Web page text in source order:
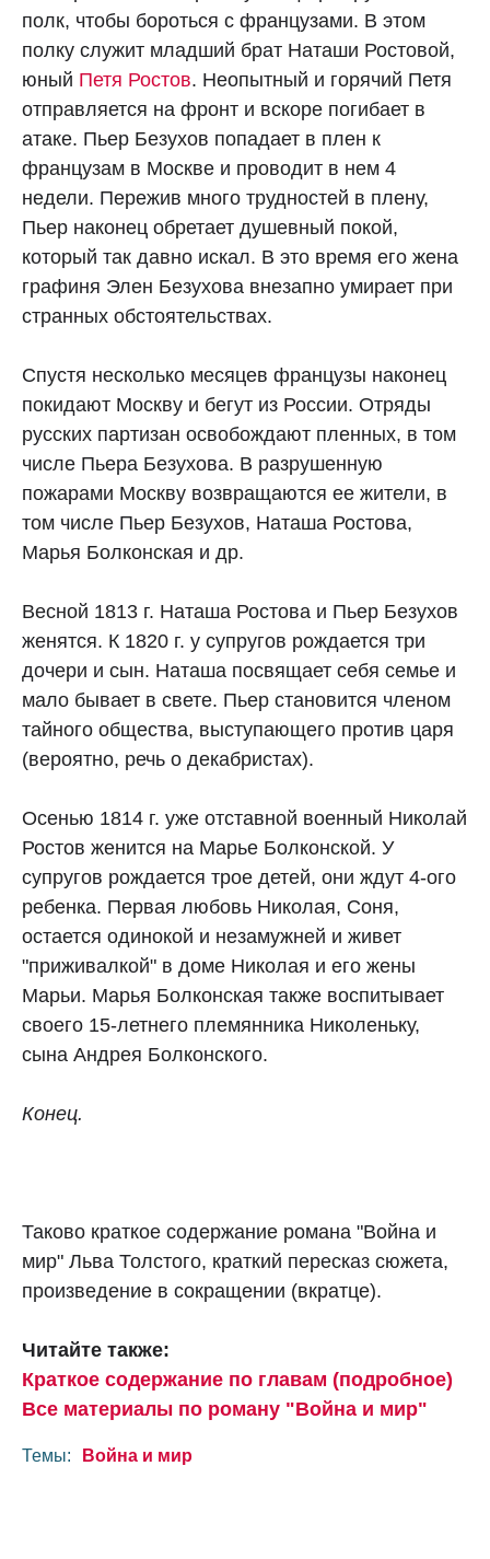
полк, чтобы бороться с французами. В этом
полку служит младший брат Наташи Ростовой,
юный Петя Ростов. Неопытный и горячий Петя
отправляется на фронт и вскоре погибает в
атаке. Пьер Безухов попадает в плен к
французам в Москве и проводит в нем 4
недели. Пережив много трудностей в плену,
Пьер наконец обретает душевный покой,
который так давно искал. В это время его жена
графиня Элен Безухова внезапно умирает при
странных обстоятельствах.
Спустя несколько месяцев французы наконец
покидают Москву и бегут из России. Отряды
русских партизан освобождают пленных, в том
числе Пьера Безухова. В разрушенную
пожарами Москву возвращаются ее жители, в
том числе Пьер Безухов, Наташа Ростова,
Марья Болконская и др.
Весной 1813 г. Наташа Ростова и Пьер Безухов
женятся. К 1820 г. у супругов рождается три
дочери и сын. Наташа посвящает себя семье и
мало бывает в свете. Пьер становится членом
тайного общества, выступающего против царя
(вероятно, речь о декабристах).
Осенью 1814 г. уже отставной военный Николай
Ростов женится на Марье Болконской. У
супругов рождается трое детей, они ждут 4-ого
ребенка. Первая любовь Николая, Соня,
остается одинокой и незамужней и живет
"приживалкой" в доме Николая и его жены
Марьи. Марья Болконская также воспитывает
своего 15-летнего племянника Николеньку,
сына Андрея Болконского.
Конец.
Таково краткое содержание романа "Война и
мир" Льва Толстого, краткий пересказ сюжета,
произведение в сокращении (вкратце).
Читайте также:
Краткое содержание по главам (подробное)
Все материалы по роману "Война и мир"
Темы: Война и мир